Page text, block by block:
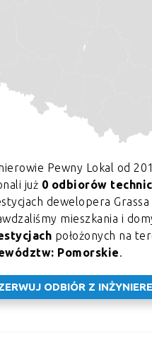
Pewny Lokal od
już 0 odbiorów
dewelopera
mieszkania i
położonych na
Pomorskie.
ODBIÓR Z